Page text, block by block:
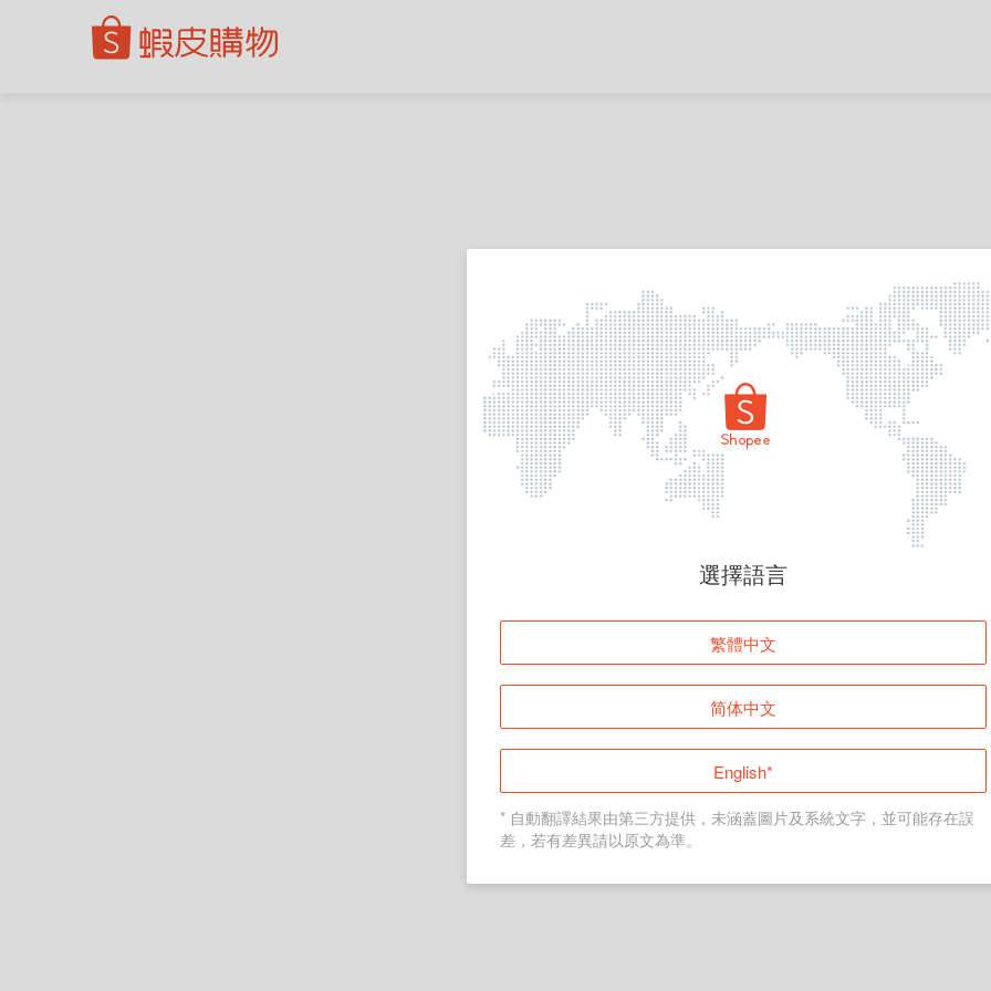
頁面無法顯示
登入
返回首頁
選擇語言
繁體中文
简体中文
English*
* 自動翻譯結果由第三方提供，未涵蓋圖片及系統文字，並可能存在誤
差，若有差異請以原文為準。